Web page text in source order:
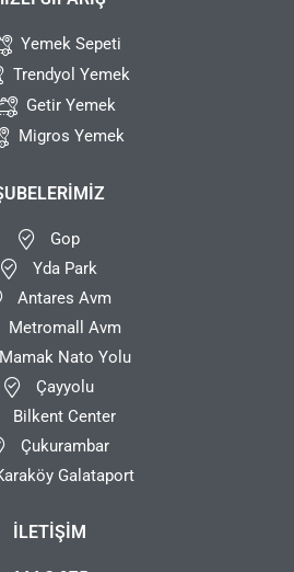
Yemek Sepeti
Trendyol Yemek
Getir Yemek
Migros Yemek
Gop
Yda Park
Antares Avm
Metromall Avm
Mamak Nato Yolu
Çayyolu
Bilkent Center
Çukurambar
Galataport
İLETIŞIM